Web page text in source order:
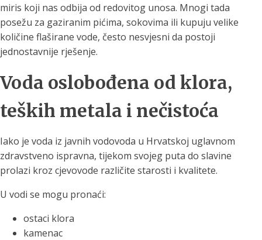
miris koji nas odbija od redovitog unosa. Mnogi tada
posežu za gaziranim pićima, sokovima ili kupuju velike
količine flaširane vode, često nesvjesni da postoji
jednostavnije rješenje.
Voda oslobođena od klora,
teških metala i nečistoća
Iako je voda iz javnih vodovoda u Hrvatskoj uglavnom
zdravstveno ispravna, tijekom svojeg puta do slavine
prolazi kroz cjevovode različite starosti i kvalitete.
U vodi se mogu pronaći:
ostaci klora
kamenac